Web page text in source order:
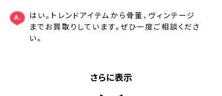
はい。トレンドアイテムから骨董、ヴィンテージ
までお買取りしています。ぜひ一度ご相談くださ
い。
さらに表示